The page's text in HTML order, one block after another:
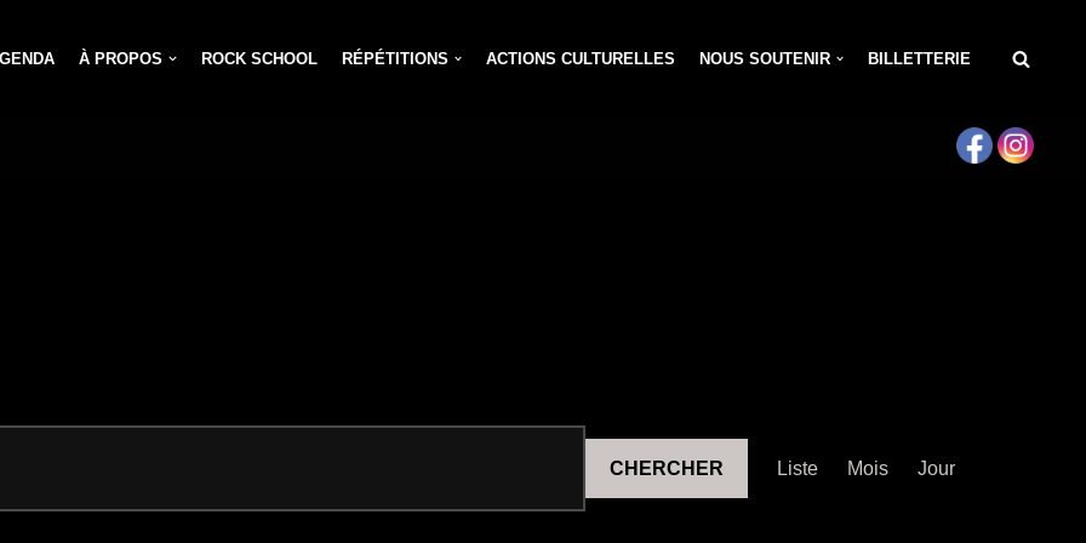
À PROPOS ROCK SCHOOL RÉPÉTITIONS ACTIONS CULTURELLES NOUS SOUTENIR BILLETTERIE
CHERCHER
de
Liste Mois Jour